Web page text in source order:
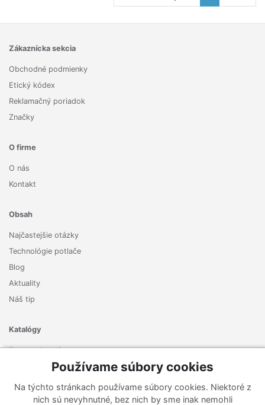
Zákaznícka sekcia
Obchodné podmienky
Etický kódex
Reklamačný poriadok
Značky
O firme
O nás
Kontakt
Obsah
Najčastejšie otázky
Technológie potlače
Blog
Aktuality
Náš tip
Katalógy
Zoznam katalógov
Zaregistrujte sa k odberu nášho newslettera a nenechajte si
Používame súbory cookies
Na týchto stránkach používame súbory cookies. Niektoré z
nich sú nevyhnutné, bez nich by sme inak nemohli